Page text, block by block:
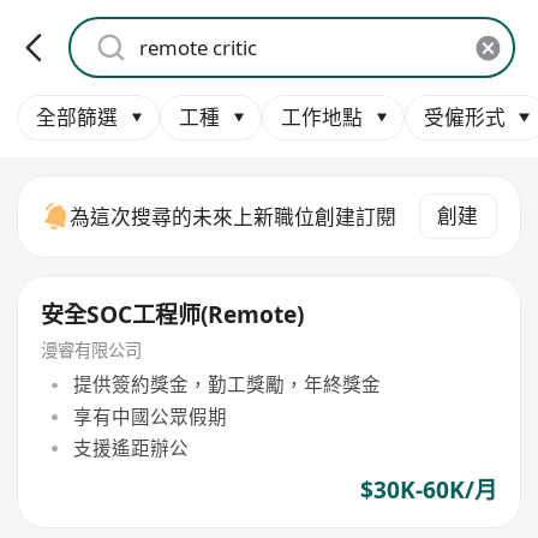
全部篩選 工種 工作地點 受僱形式
為這次搜尋的未來上新職位創建訂閱 創建
安全SOC工程师(Remote)
漫睿有限公司
提供簽約獎金，勤工獎勵，年終獎金
享有中國公眾假期
支援遙距辦公
$30K-60K/月